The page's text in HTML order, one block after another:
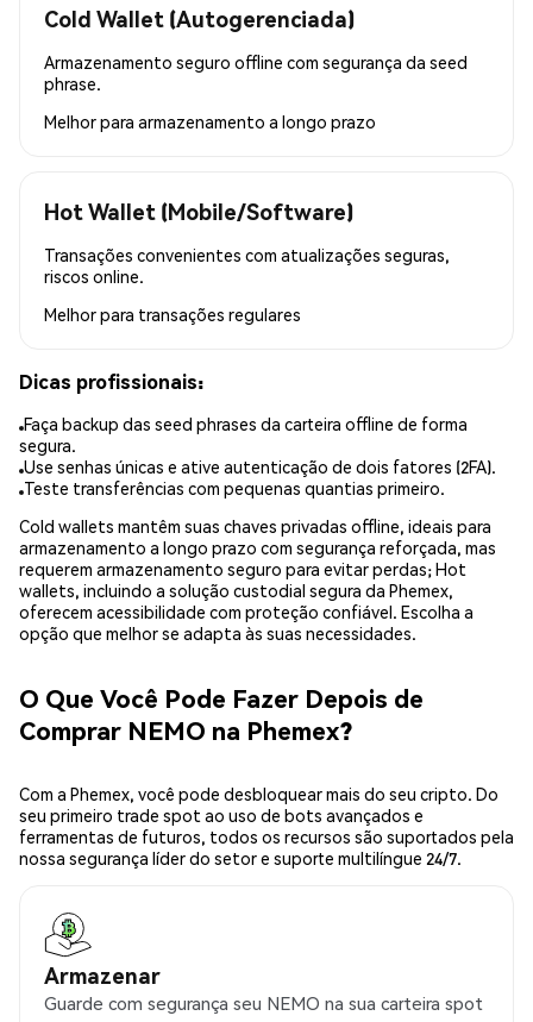
Cold Wallet (Autogerenciada)
Armazenamento seguro offline com segurança da seed
phrase.
Melhor para armazenamento a longo prazo
Hot Wallet (Mobile/Software)
Transações convenientes com atualizações seguras,
riscos online.
Melhor para transações regulares
Dicas profissionais:
Faça backup das seed phrases da carteira offline de forma
segura.
Use senhas únicas e ative autenticação de dois fatores (2FA).
Teste transferências com pequenas quantias primeiro.
Cold wallets mantêm suas chaves privadas offline, ideais para
armazenamento a longo prazo com segurança reforçada, mas
requerem armazenamento seguro para evitar perdas; Hot
wallets, incluindo a solução custodial segura da Phemex,
oferecem acessibilidade com proteção confiável. Escolha a
opção que melhor se adapta às suas necessidades.
O Que Você Pode Fazer Depois de
Comprar NEMO na Phemex?
Com a Phemex, você pode desbloquear mais do seu cripto. Do
seu primeiro trade spot ao uso de bots avançados e
ferramentas de futuros, todos os recursos são suportados pela
nossa segurança líder do setor e suporte multilíngue 24/7.
Armazenar
Guarde com segurança seu NEMO na sua carteira spot